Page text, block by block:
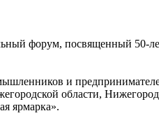
форум, посвященный 50-
и
области,
ярмарка».